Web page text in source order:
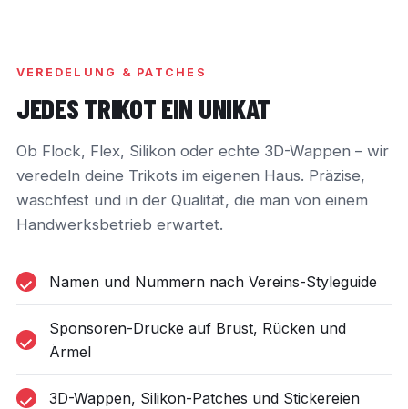
VEREDELUNG & PATCHES
JEDES TRIKOT EIN UNIKAT
Ob Flock, Flex, Silikon oder echte 3D-Wappen – wir
veredeln deine Trikots im eigenen Haus. Präzise,
waschfest und in der Qualität, die man von einem
Handwerksbetrieb erwartet.
Namen und Nummern nach Vereins-Styleguide
Sponsoren-Drucke auf Brust, Rücken und
Ärmel
3D-Wappen, Silikon-Patches und Stickereien